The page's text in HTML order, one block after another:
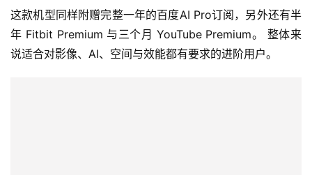
这款机型同样附赠完整一年的百度AI Pro订阅，另外还有半
年 Fitbit Premium 与三个月 YouTube Premium。 整体来
说适合对影像、AI、空间与效能都有要求的进阶用户。